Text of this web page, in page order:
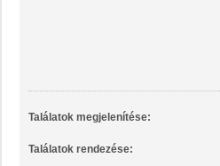
Találatok megjelenítése:
Találatok rendezése: